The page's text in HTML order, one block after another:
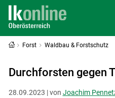
Forst Waldbau & Forstschutz
Durchforsten gegen
28.09.2023 | von Joachim